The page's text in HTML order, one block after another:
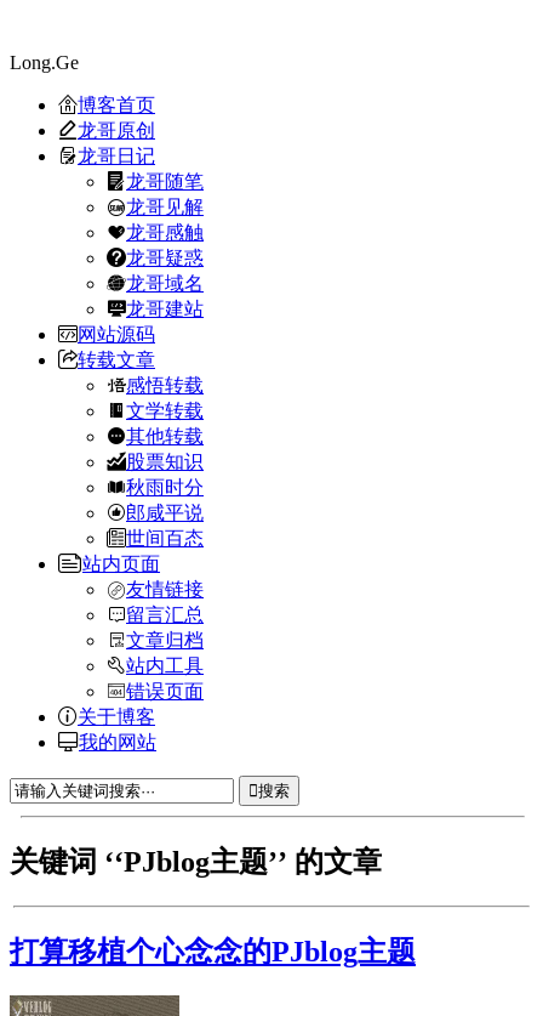
Long.Ge
博客首页
龙哥原创
龙哥日记
龙哥随笔
龙哥见解
龙哥感触
龙哥疑惑
龙哥域名
龙哥建站
网站源码
转载文章
感悟转载
文学转载
其他转载
股票知识
秋雨时分
郎咸平说
世间百态
站内页面
友情链接
留言汇总
文章归档
站内工具
错误页面
关于博客
我的网站
搜索
关键词 ‘‘PJblog主题’’ 的文章
打算移植个心念念的PJblog主题